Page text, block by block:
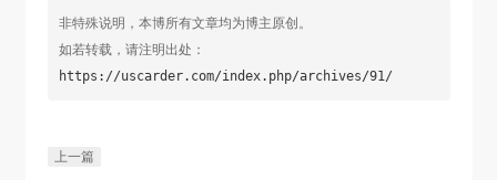
非特殊说明，本博所有文章均为博主原创。
如若转载，请注明出处：
https://uscarder.com/index.php/archives/91/
上一篇